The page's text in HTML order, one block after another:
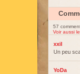
57
Voir aussi
xxil
Un peu
YoDa